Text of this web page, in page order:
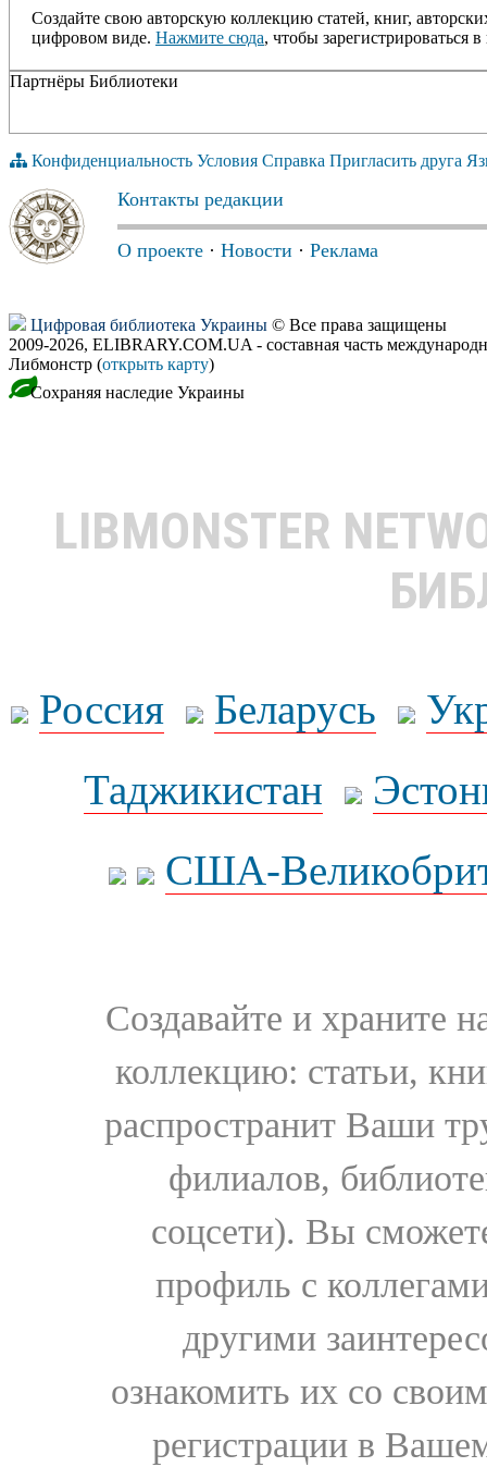
Создайте свою авторскую коллекцию статей, книг,
цифровом виде. Нажмите сюда, чтобы зарегистрироваться в
Партнёры Библиотеки
Конфиденциальность Условия Справка Пригласить друга
Контакты редакции
О проекте · Новости · Реклама
Цифровая библиотека Украины © Все права защищены
2009-2026, ELIBRARY.COM.UA - составная часть
Либмонстр (открыть карту)
Сохраняя наследие Украины
LIBMONSTER
Россия Беларусь
Таджикистан
США-
Создавайте и храните
коллекцию: статьи,
распространит Ваши
филиалов,
соцсети). Вы
профиль с
другими
ознакомить их со
регистрации в